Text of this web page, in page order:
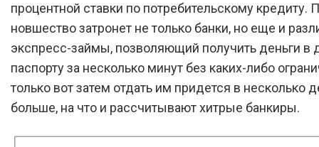
процентной ставки по потребительскому кредиту.
новшество затронет не только банки, но еще и
экспресс-займы, позволяющий получить деньги в
паспорту за несколько минут без каких-либо
только вот затем отдать им придется в несколько
больше, на что и рассчитывают хитрые банкиры.